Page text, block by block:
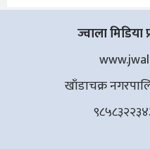
ज्वाला मिडिया
खाँडाचक्र